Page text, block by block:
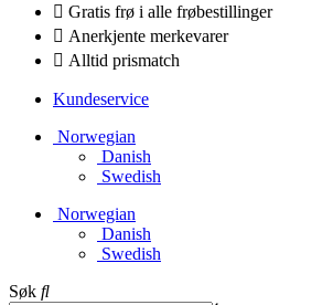
Gratis frø i alle frøbestillinger
Anerkjente merkevarer
Alltid prismatch
Kundeservice
Norwegian
Danish
Swedish
Norwegian
Danish
Swedish
Søk